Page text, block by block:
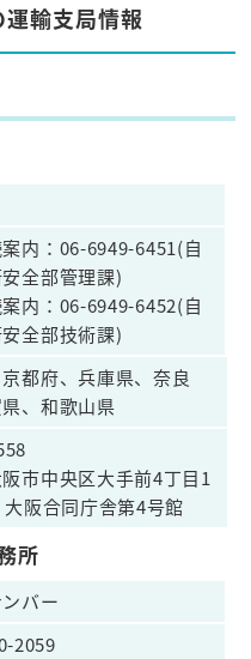
輸支局情報
内：06-6949-6451(自
全部管理課)
内：06-6949-6452(自
全部技術課)
都府、兵庫県、奈良
、和歌山県
市中央区大手前4丁目1
阪合同庁舎第4号館
所
バー
2059